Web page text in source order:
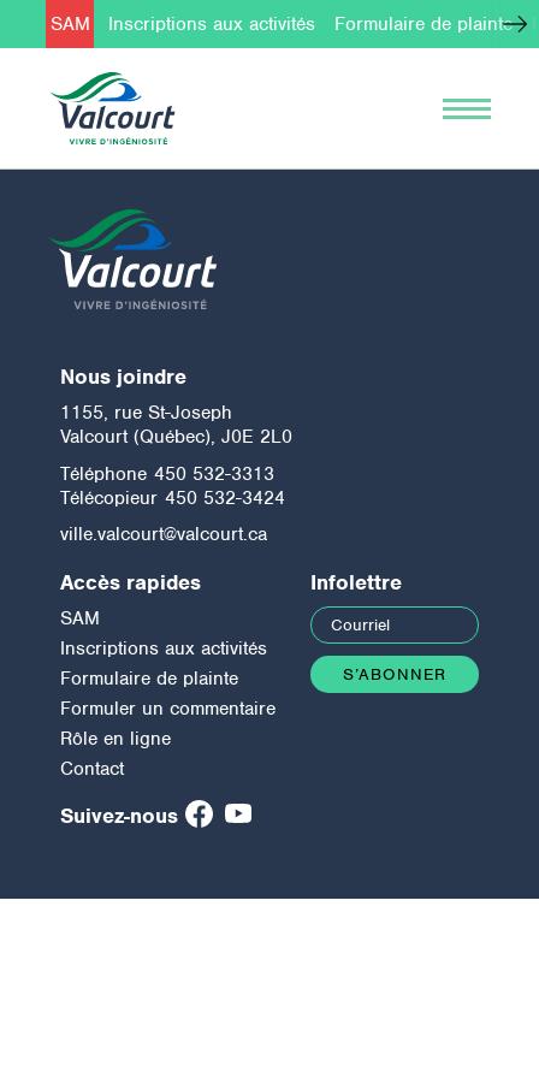
SAM Inscriptions aux activités Formulaire de plainte
Nous joindre
1155, rue St-Joseph
Valcourt (Québec), J0E 2L0
Téléphone 450 532-3313
Télécopieur 450 532-3424
ville.valcourt@valcourt.ca
Accès rapides
SAM
Inscriptions aux activités
Formulaire de plainte
Formuler un commentaire
Rôle en ligne
Contact
Suivez-nous
Infolettre